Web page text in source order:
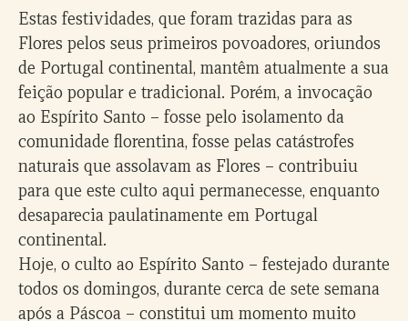
Estas festividades, que foram trazidas para as
Flores pelos seus primeiros povoadores, oriundos
de Portugal continental, mantêm atualmente a sua
feição popular e tradicional. Porém, a invocação
ao Espírito Santo – fosse pelo isolamento da
comunidade florentina, fosse pelas catástrofes
naturais que assolavam as Flores – contribuiu
para que este culto aqui permanecesse, enquanto
desaparecia paulatinamente em Portugal
continental.
Hoje, o culto ao Espírito Santo – festejado durante
todos os domingos, durante cerca de sete semana
após a Páscoa – constitui um momento muito